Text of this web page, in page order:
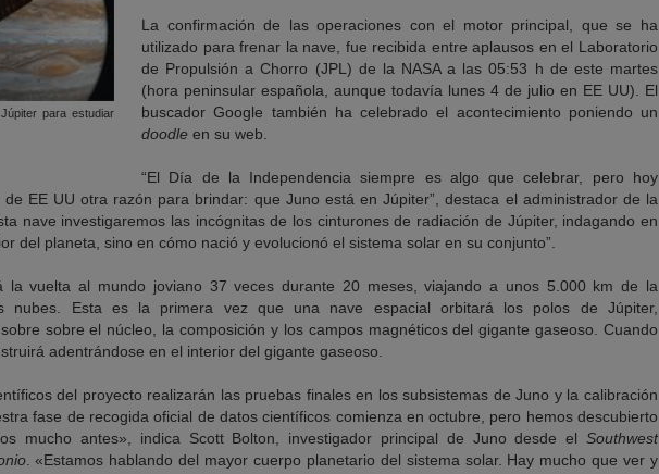
para estudiar
La confirmación de las operaciones con el motor principal, que se ha
utilizado para frenar la nave, fue recibida entre aplausos en el Laboratorio
de Propulsión a Chorro (JPL) de la NASA a las 05:53 h de este martes
(hora peninsular española, aunque todavía lunes 4 de julio en EE UU). El
buscador Google también ha celebrado el acontecimiento poniendo un
doodle en su web.
“El Día de la Independencia siempre es algo que celebrar, pero hoy
EE UU otra razón para brindar: que Juno está en Júpiter”, destaca el administrador de la
nave investigaremos las incógnitas de los cinturones de radiación de Júpiter, indagando en
del planeta, sino en cómo nació y evolucionó el sistema solar en su conjunto”.
la vuelta al mundo joviano 37 veces durante 20 meses, viajando a unos 5.000 km de la
nubes. Esta es la primera vez que una nave espacial orbitará los polos de Júpiter,
sobre el núcleo, la composición y los campos magnéticos del gigante gaseoso. Cuando
adentrándose en el interior del gigante gaseoso.
del proyecto realizarán las pruebas finales en los subsistemas de Juno y la calibración
fase de recogida oficial de datos científicos comienza en octubre, pero hemos descubierto
mucho antes», indica Scott Bolton, investigador principal de Juno desde el Southwest
. «Estamos hablando del mayor cuerpo planetario del sistema solar. Hay mucho que ver y